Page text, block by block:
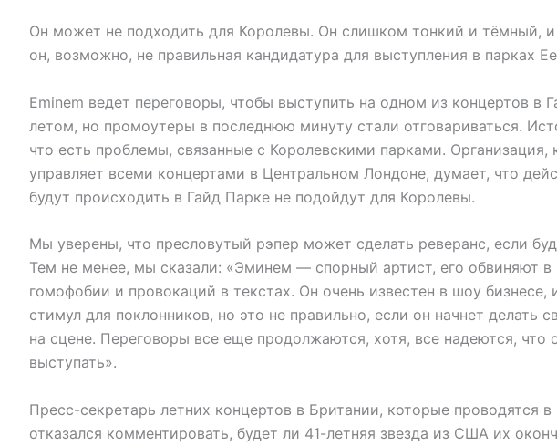
Он может не подходить для Королевы. Он слишком тонкий и тёмный, и
он, возможно, не правильная кандидатура для выступления в парках
Eminem ведет переговоры, чтобы выступить на одном из концертов в
летом, но промоутеры в последнюю минуту стали отговариваться.
что есть проблемы, связанные с Королевскими парками. Организация,
управляет всеми концертами в Центральном Лондоне, думает, что
будут происходить в Гайд Парке не подойдут для Королевы.
Мы уверены, что пресловутый рэпер может сделать реверанс, если
Тем не менее, мы сказали: «Эминем — спорный артист, его обвиняют в
гомофобии и провокаций в текстах. Он очень известен в шоу бизнесе,
стимул для поклонников, но это не правильно, если он начнет делать
на сцене. Переговоры все еще продолжаются, хотя, все надеются, что
выступать».
Пресс-секретарь летних концертов в Британии, которые проводятся в
отказался комментировать, будет ли 41-летняя звезда из США их